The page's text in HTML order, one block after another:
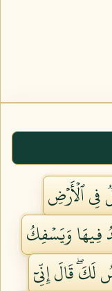
فِي ٱلۡأَرۡضِ
فِيهَا وَيَسۡفِكُ
لَكَۖ قَالَ إِنِّيٓ